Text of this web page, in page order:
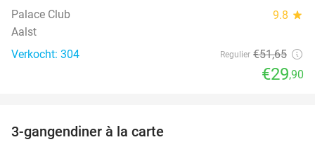
Palace Club 9.8 star
Aalst
Verkocht: 304
Regulier €51,65
€29,90
3-gangendiner à la carte